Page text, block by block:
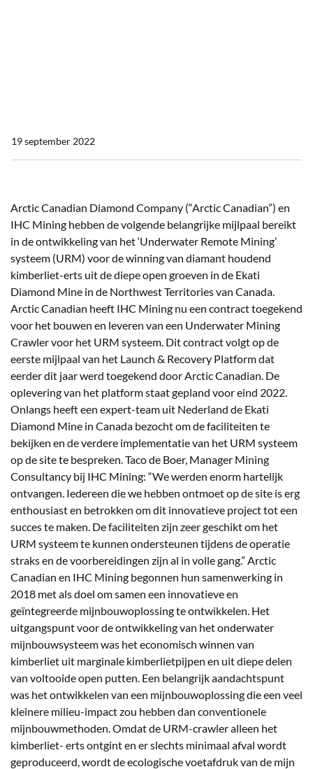
19 september 2022
Arctic Canadian Diamond Company (“Arctic Canadian”) en
IHC Mining hebben de volgende belangrijke mijlpaal bereikt
in de ontwikkeling van het ‘Underwater Remote Mining’
systeem (URM) voor de winning van diamant houdend
kimberliet-erts uit de diepe open groeven in de Ekati
Diamond Mine in de Northwest Territories van Canada.
Arctic Canadian heeft IHC Mining nu een contract toegekend
voor het bouwen en leveren van een Underwater Mining
Crawler voor het URM systeem. Dit contract volgt op de
eerste mijlpaal van het Launch & Recovery Platform dat
eerder dit jaar werd toegekend door Arctic Canadian. De
oplevering van het platform staat gepland voor eind 2022.
Onlangs heeft een expert-team uit Nederland de Ekati
Diamond Mine in Canada bezocht om de faciliteiten te
bekijken en de verdere implementatie van het URM systeem
op de site te bespreken. Taco de Boer, Manager Mining
Consultancy bij IHC Mining: “We werden enorm hartelijk
ontvangen. Iedereen die we hebben ontmoet op de site is erg
enthousiast en betrokken om dit innovatieve project tot een
succes te maken. De faciliteiten zijn zeer geschikt om het
URM systeem te kunnen ondersteunen tijdens de operatie
straks en de voorbereidingen zijn al in volle gang.” Arctic
Canadian en IHC Mining begonnen hun samenwerking in
2018 met als doel om samen een innovatieve en
geïntegreerde mijnbouwoplossing te ontwikkelen. Het
uitgangspunt voor de ontwikkeling van het onderwater
mijnbouwsysteem was het economisch winnen van
kimberliet uit marginale kimberlietpijpen en uit diepe delen
van voltooide open putten. Een belangrijk aandachtspunt
was het ontwikkelen van een mijnbouwoplossing die een veel
kleinere milieu-impact zou hebben dan conventionele
mijnbouwmethoden. Omdat de URM-crawler alleen het
kimberliet- erts ontgint en er slechts minimaal afval wordt
geproduceerd, wordt de ecologische voetafdruk van de mijn